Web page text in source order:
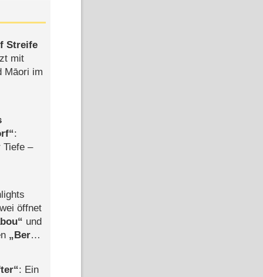
Streife
mit
Māori im
:
Tiefe –
öffnet
und
Berlin
: Ein